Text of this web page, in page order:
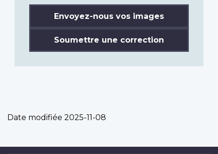
Envoyez-nous vos images
Soumettre une correction
Date modifiée 2025-11-08